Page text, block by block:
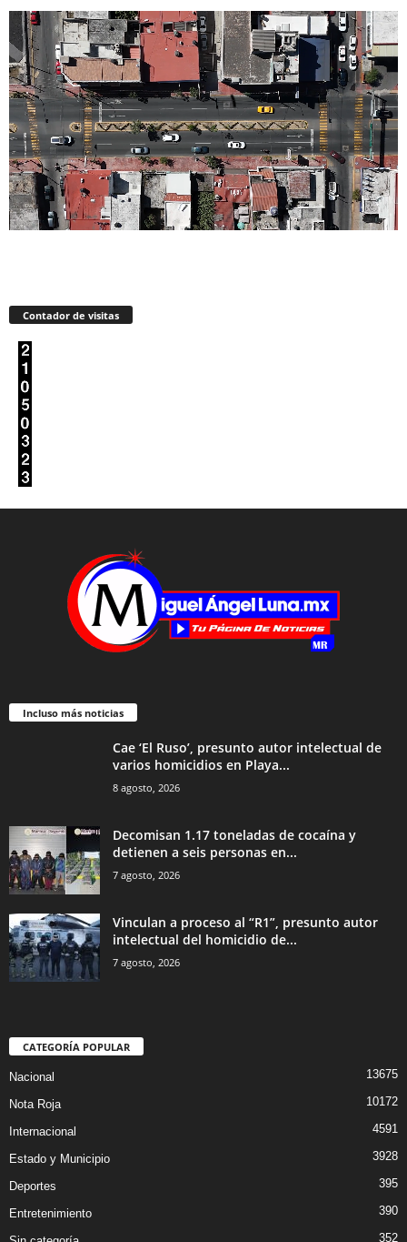
Contador de visitas
Incluso más noticias
Cae ‘El Ruso’, presunto autor intelectual de
varios homicidios en Playa...
8 agosto, 2026
Decomisan 1.17 toneladas de cocaína y
detienen a seis personas en...
7 agosto, 2026
Vinculan a proceso al “R1”, presunto autor
intelectual del homicidio de...
7 agosto, 2026
CATEGORÍA POPULAR
Nacional 13675
Nota Roja 10172
Internacional 4591
Estado y Municipio 3928
Deportes 395
Entretenimiento 390
352